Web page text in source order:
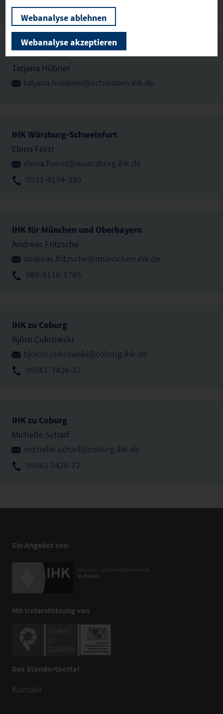
IHK Schwaben
Tatjana Hübner
tatjana.huebner@schwaben.ihk.de
IHK Würzburg-Schweinfurt
Elena Fürst
elena.fuerst@wuerzburg.ihk.de
0931-4194-320
IHK für München und Oberbayern
Andreas Fritzsche
andreas.fritzsche@muenchen.ihk.de
089-5116-1785
IHK zu Coburg
Björn Cukrowski
bjoern.cukrowski@coburg.ihk.de
09561-7426-27
IHK zu Coburg
Michelle Scharf
michelle.scharf@coburg.ihk.de
09561 7426-72
Ein Angebot von
Mit Unterstützung von
Das Standortportal
Kontakt
Webanalyse ablehnen
Webanalyse akzeptieren